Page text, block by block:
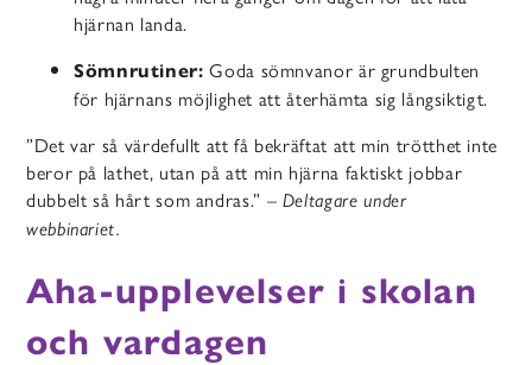
hjärnan landa.
Sömnrutiner: Goda sömnvanor är grundbulten
för hjärnans möjlighet att återhämta sig långsiktigt.
”Det var så värdefullt att få bekräftat att min trötthet inte
beror på lathet, utan på att min hjärna faktiskt jobbar
dubbelt så hårt som andras.” – Deltagare under
webbinariet.
Aha-upplevelser i skolan
och vardagen